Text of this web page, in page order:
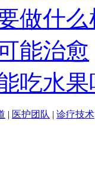
做什
能治愈
吃水果
| 医护团队 | 诊疗技术